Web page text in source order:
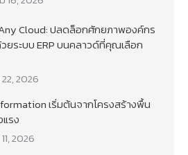
Cloud: ปลดล็อกศักยภาพองค์กร
ยระบบ ERP บนคลาวด์ที่คุณเลือก
2026
เริ่มต้นจากโครงสร้างพื้น
รง
2026